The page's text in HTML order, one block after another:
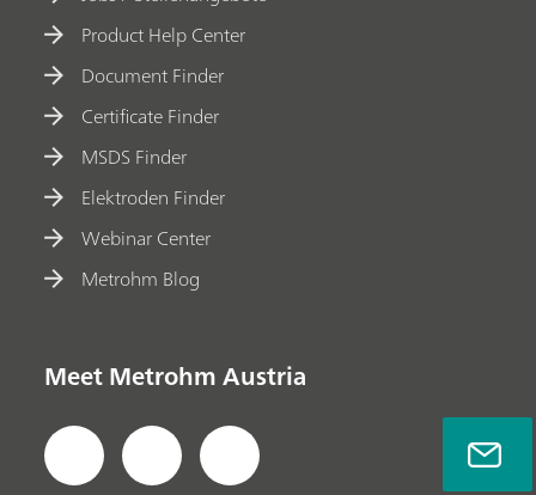
Product Help Center
Document Finder
Certificate Finder
MSDS Finder
Elektroden Finder
Webinar Center
Metrohm Blog
Meet Metrohm Austria